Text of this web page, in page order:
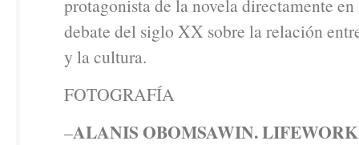
protagonista de la novela directamente
debate del siglo XX sobre la relación
y la cultura.
FOTOGRAFÍA
–ALANIS OBOMSAWIN. LIFEWORK